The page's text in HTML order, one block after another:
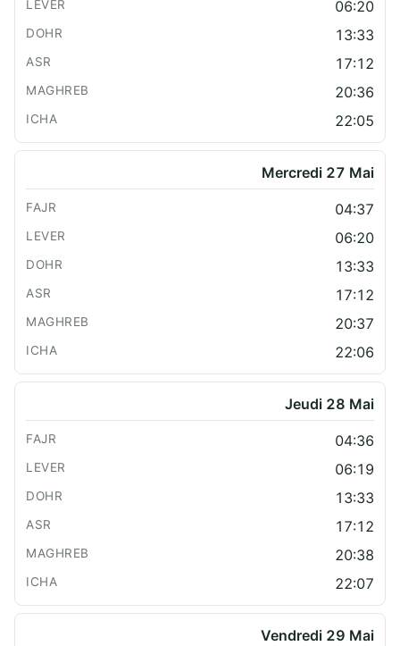
06:20
13:33
17:12
20:36
22:05
Mercredi 27 Mai
04:37
06:20
13:33
17:12
20:37
22:06
Jeudi 28 Mai
04:36
06:19
13:33
17:12
20:38
22:07
Vendredi 29 Mai